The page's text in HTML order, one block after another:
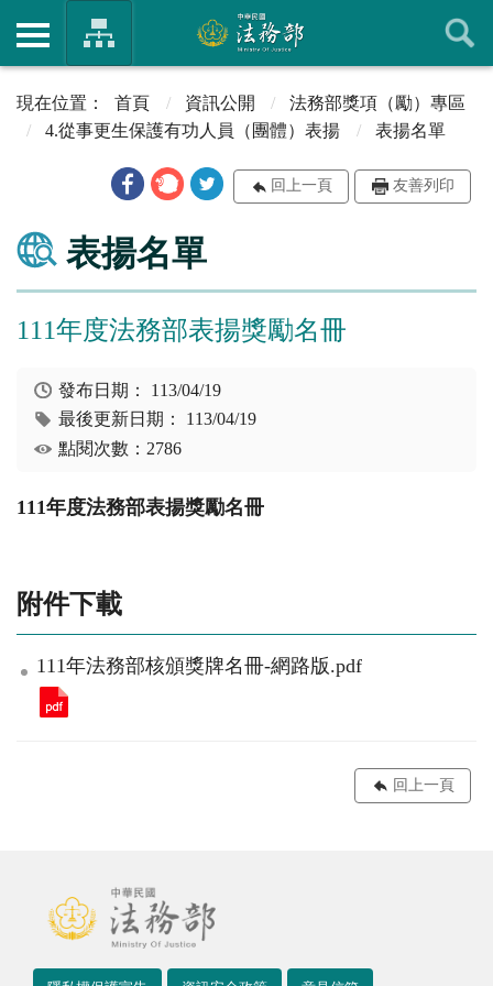
首頁 資訊公開
法務部獎項（勵）專區
4.從事更生保護有功人員（團體）表揚
表揚名單
回上一頁 友善列印
表揚名單
111年度法務部表揚獎勵名冊
發布日期： 113/04/19
最後更新日期： 113/04/19
點閱次數：2786
111年度法務部表揚獎勵名冊
附件下載
111年法務部核頒獎牌名冊-網路版.pdf
回上一頁